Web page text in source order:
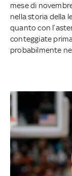
mese di
nella storia della
quanto con
conteggiate
probabilmente